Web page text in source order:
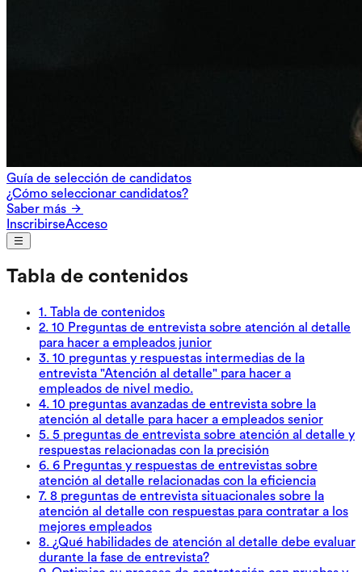
Guía de selección de candidatos
¿Cómo seleccionar candidatos?
Saber más
InscribirseAcceso
Tabla de contenidos
1 . Tabla de contenidos
2. 10 Preguntas de entrevista sobre atención al detalle
para hacer a empleados junior
3. 10 preguntas y respuestas intermedias de la
entrevista "Atención al detalle" para hacer a
empleados de nivel medio.
4. 10 preguntas avanzadas de entrevista sobre la
atención al detalle para hacer a empleados senior
5. 5 preguntas de entrevista sobre atención al detalle y
respuestas relacionadas con la precisión
6. 6 Preguntas y respuestas de entrevistas sobre
atención al detalle relacionadas con la eficiencia
7. 8 preguntas de entrevista situacionales sobre la
atención al detalle con respuestas para contratar a los
mejores empleados
8. ¿Qué habilidades de atención al detalle debe evaluar
durante la fase de entrevista?